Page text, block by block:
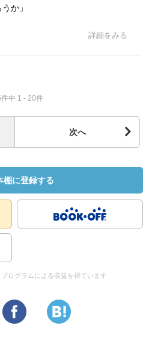
か」
詳細をみる
中 1 - 20件
次へ
棚に登録する
ログラムによる収益を得ています